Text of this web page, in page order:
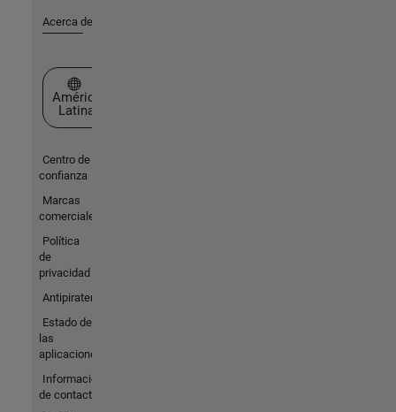
Acerca de MathWorks
Seleccione un país/idioma
América
Latina
Centro de
confianza
Marcas
comerciales
Política
de
privacidad
Antipiratería
Estado de
las
aplicaciones
Información
de contacto